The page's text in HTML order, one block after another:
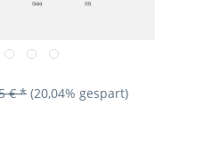
€ * (20,04% gespart)